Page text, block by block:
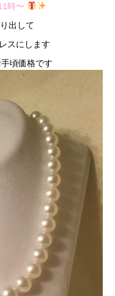
時〜
出して
スにします
手頃価格です